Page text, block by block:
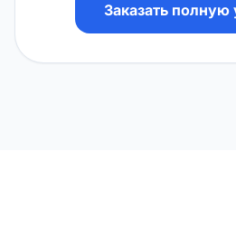
Заказать полную